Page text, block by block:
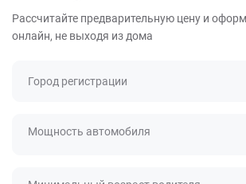
Рассчитайте предварительную цену и
онлайн, не выходя из дома
Город регистрации
Мощность автомобиля